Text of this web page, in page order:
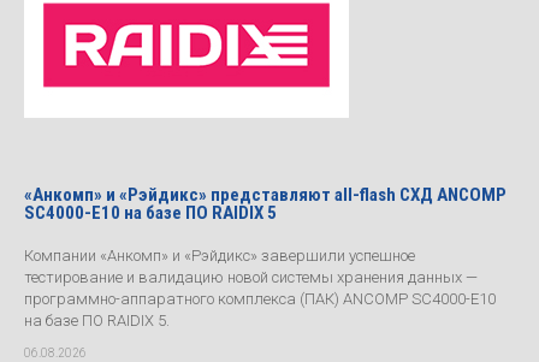
«Анкомп» и «Рэйдикс» представляют all-flash СХД ANCOMP
SC4000-E10 на базе ПО RAIDIX 5
Компании «Анкомп» и «Рэйдикс» завершили успешное
тестирование и валидацию новой системы хранения данных —
программно-аппаратного комплекса (ПАК) ANCOMP SC4000-E10
на базе ПО RAIDIX 5.
06.08.2026